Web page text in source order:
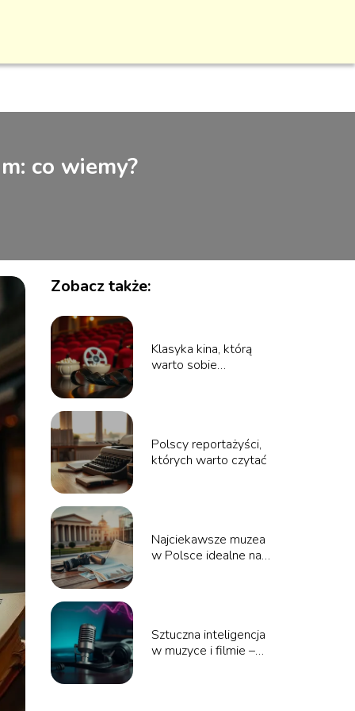
co wiemy?
Zobacz także:
Klasyka kina, którą
warto sobie
Polscy reportażyści,
których warto czytać
Najciekawsze muzea
w Polsce idealne na
Sztuczna inteligencja
w muzyce i filmie –